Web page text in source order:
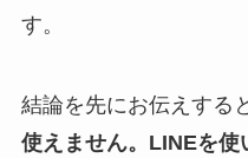
す。
結論を先にお伝えする
使えません。 LINEを使